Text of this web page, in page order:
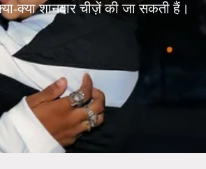
क्या शानदार चीज़ें की जा सकती हैं।